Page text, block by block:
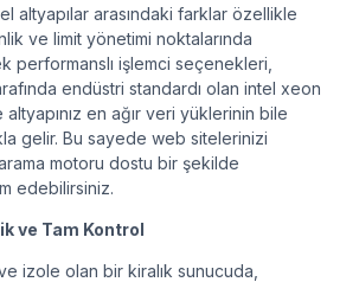
altyapılar arasındaki farklar özellikle
ve limit yönetimi noktalarında
performanslı işlemci seçenekleri,
endüstri standardı olan intel xeon
en ağır veri yüklerinin bile
gelir. Bu sayede web sitelerinizi
motoru dostu bir şekilde
edebilirsiniz.
ve Tam Kontrol
izole olan bir kiralık sunucuda,